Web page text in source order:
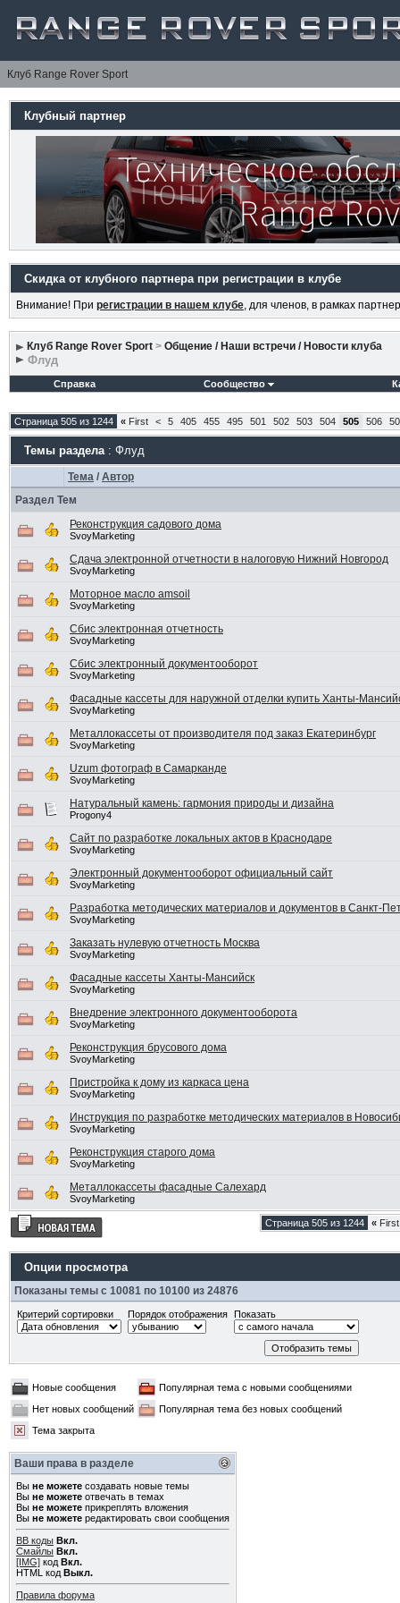
Клуб Range Rover Sport
Клубный партнер
Скидка от клубного партнера при регистрации в клубе
Внимание! При регистрации в нашем клубе, для членов, в рамках
Клуб Range Rover Sport > Общение / Наши встречи / Новости клуба
Флуд
Справка Сообщество
Страница 505 из 1244 «First < 5 405 455 495 501 502 503 504 505 506
Темы раздела: Флуд
Тема/ Автор
Раздел Тем
Реконструкция садового дома
SvoyMarketing
Сдача электронной отчетности в налоговую Нижний Новгород
SvoyMarketing
Моторное масло amsoil
SvoyMarketing
Сбис электронная отчетность
SvoyMarketing
Сбис электронный документооборот
SvoyMarketing
Фасадные кассеты для наружной отделки купить Ханты-
SvoyMarketing
Металлокассеты от производителя под заказ Екатеринбург
SvoyMarketing
Uzum фотограф в Самарканде
SvoyMarketing
Натуральный камень: гармония природы и дизайна
Progony4
Сайт по разработке локальных актов в Краснодаре
SvoyMarketing
Электронный документооборот официальный сайт
SvoyMarketing
Разработка методических материалов и документов в Санкт-
SvoyMarketing
Заказать нулевую отчетность Москва
SvoyMarketing
Фасадные кассеты Ханты-Мансийск
SvoyMarketing
Внедрение электронного документооборота
SvoyMarketing
Реконструкция брусового дома
SvoyMarketing
Пристройка к дому из каркаса цена
SvoyMarketing
Инструкция по разработке методических материалов в
SvoyMarketing
Реконструкция старого дома
SvoyMarketing
Металлокассеты фасадные Салехард
SvoyMarketing
Страница 505 из 1244 «First
Опции просмотра
Показаны темы с 10081 по 10100 из 24876
Критерий сортировки Порядок отображения Показать
Новые сообщения
Популярная тема с новыми сообщениями
Нет новых сообщений
Популярная тема без новых сообщений
Тема закрыта
Ваши права в разделе
Вы не можетесоздавать новые темы
Вы не можетеотвечать в темах
Вы не можетеприкреплять вложения
Вы не можетередактировать свои сообщения
BB коды Вкл.
Смайлы Вкл.
[IMG]код Вкл.
HTML код Выкл.
Правила форума